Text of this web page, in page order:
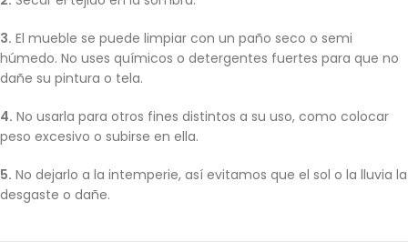
3. El mueble se puede limpiar con un paño seco o semi
húmedo. No uses químicos o detergentes fuertes para que no
dañe su pintura o tela.
4. No usarla para otros fines distintos a su uso, como colocar
peso excesivo o subirse en ella.
5. No dejarlo a la intemperie, así evitamos que el sol o la lluvia la
desgaste o dañe.